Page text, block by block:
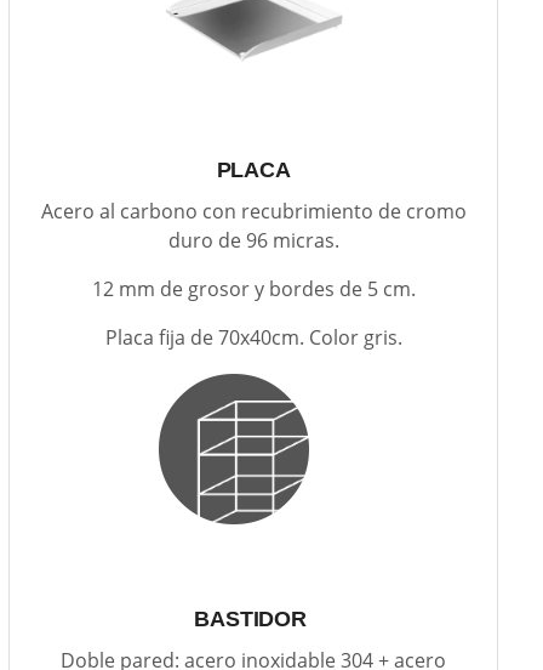
PLACA
Acero al carbono con recubrimiento de cromo
duro de 96 micras.
12 mm de grosor y bordes de 5 cm.
Placa fija de 70x40cm. Color gris.
BASTIDOR
Doble pared: acero inoxidable 304 + acero